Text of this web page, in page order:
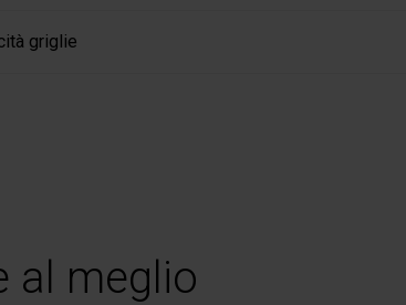
griglie
al meglio